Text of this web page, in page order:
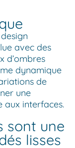
avec des
d’ombres
dynamique
de
une
aux interfaces.
sont une
lisses